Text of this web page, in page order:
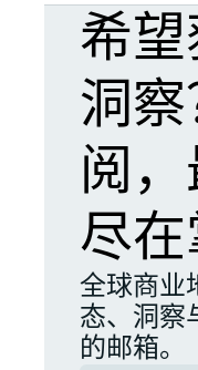
希
洞
阅
尽在
全球商业
态、洞察
的邮箱。